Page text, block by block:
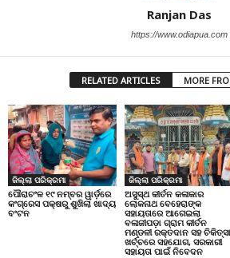
Ranjan Das
https://www.odiapua.com
RELATED ARTICLES MORE
ଜିଲ୍ଲା ପରିକ୍ରମା
ପୌରାଚଂଳ ୧୯ ନମ୍ବର ୱାର୍ଡ଼ରେ
କଂଗ୍ରେସ ପକ୍ଷରୁ ଶୁଖିଲା ଖାଦ୍ୟ
ବଂଟନ
ଜିଲ୍ଲା ପରିକ୍ରମା
ଅସୁସ୍ଥ କୀର୍ତନ କଳାକାର
ଲୋକନାଥ ବେହେରାଙ୍କ
ସହାୟତାରେ ଆଗେଇଲା
ବଳାଜୀପଡ଼ା ଗ୍ରାମ କୀର୍ତନ
ମଣ୍ଡଳୀ ରକ୍ତଦାନ ସହ ଚିକିତ୍ସା
ଖର୍ଚ୍ଚରେ ସହଯୋଗ, ସରକାରୀ
ସହାୟତା ପାଇଁ ନିବେଦନ